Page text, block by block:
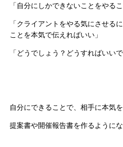
「自分にしかできないことをやる
「クライアントをやる気にさせる
ことを本気で伝えればいい」
「どうでしょう？どうすればいい
自分にできることで、相手に本気
提案書や開催報告書を作るようにな